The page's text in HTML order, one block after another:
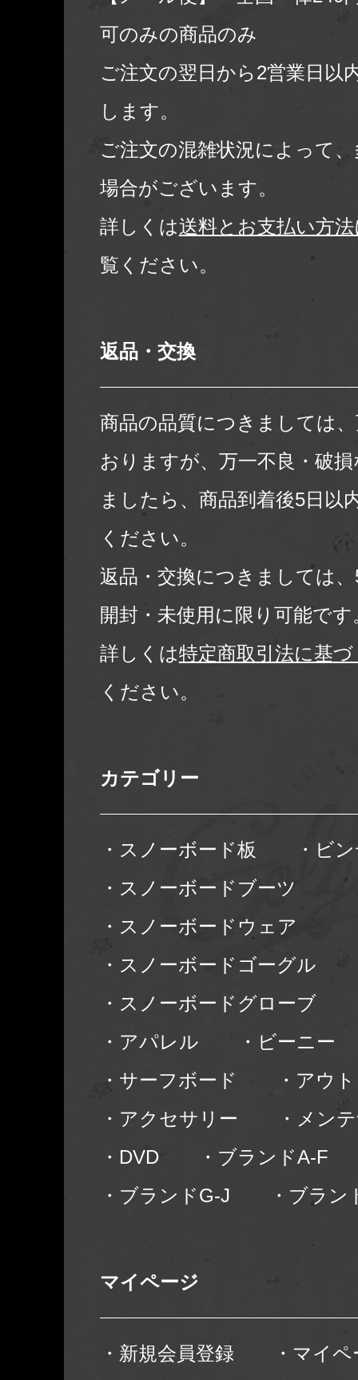
可のみの商品のみ
ご注文の翌日から2営業日以
します。
ご注文の混雑状況によって
場合がございます。
詳しくは送料とお支払い方
覧ください。
返品・交換
商品の品質につきましては
おりますが、万一不良・破
ましたら、商品到着後5日以
ください。
返品・交換につきましては
開封・未使用に限り可能です
詳しくは特定商取引法に基
ください。
カテゴリー
・スノーボード板
・ビ
・スノーボードブーツ
・スノーボードウェア
・スノーボードゴーグル
・スノーボードグローブ
・アパレル
・ビーニー
・サーフボード
・アウ
・アクセサリー
・メン
・DVD
・ブランドA-F
・ブランドG-J
・ブラン
マイページ
・新規会員登録
・マイ